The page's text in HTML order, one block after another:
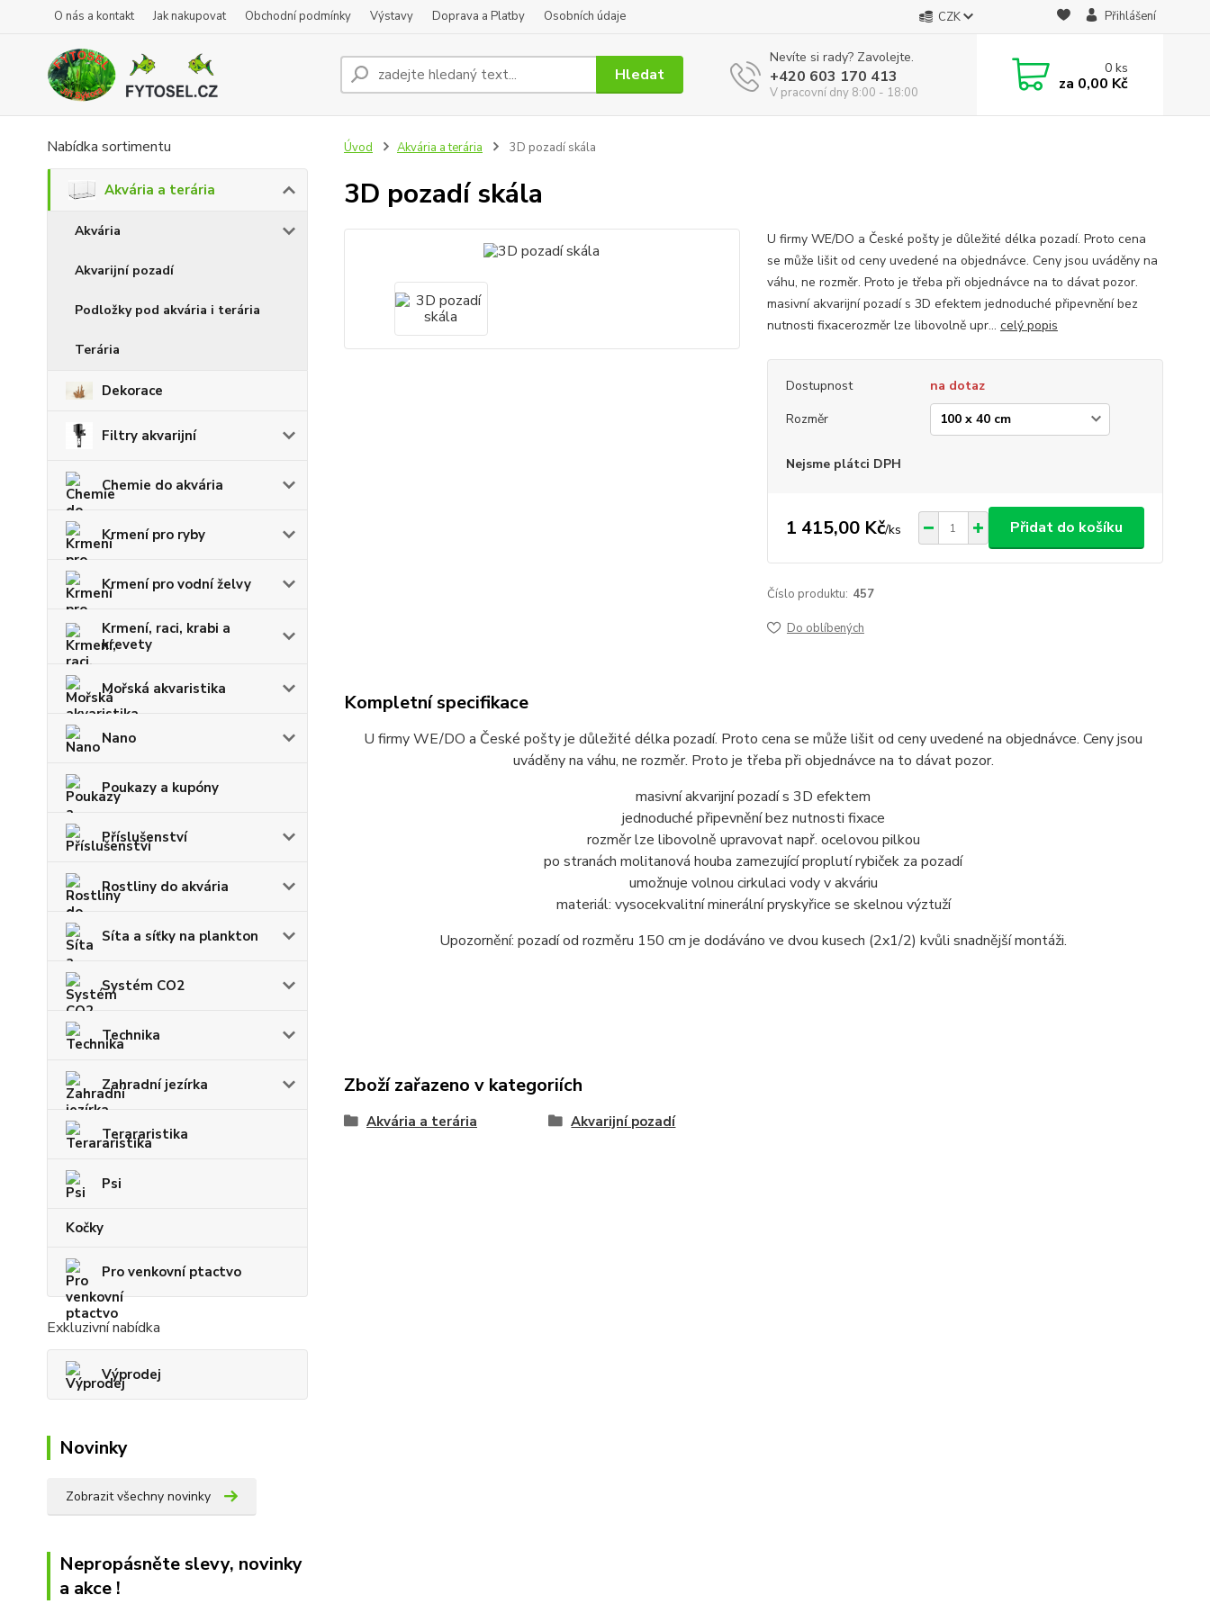
O nás a kontakt Jak nakupovat Obchodní podmínky Výstavy Doprava a Platby Osobních údaje CZK Přihlášení
Hledat
Nevíte si rady? Zavolejte.
+420 603 170 413
V pracovní dny 8:00 - 18:00
0ks
za 0,00 Kč
Nabídka sortimentu
Akvária a terária
Akvária
Akvarijní pozadí
Podložky pod akvária i terária
Terária
Dekorace
Filtry akvarijní
Chemie do akvária
Krmení pro ryby
Krmení pro vodní želvy
Krmení, raci, krabi a
krevety
Mořská akvaristika
Nano
Poukazy a kupóny
Příslušenství
Rostliny do akvária
Síta a síťky na plankton
Systém CO2
Technika
Zahradní jezírka
Terararistika
Psi
Kočky
Pro venkovní ptactvo
Exkluzivní nabídka
Výprodej
Novinky
Zobrazit všechny novinky
Nepropásněte slevy, novinky
a akce !
Úvod Akvária a terária 3D pozadí skála
3D pozadí skála
U firmy WE/DO a České pošty je důležité délka pozadí. Proto cena
se může lišit od ceny uvedené na objednávce. Ceny jsou uváděny na
váhu, ne rozměr. Proto je třeba při objednávce na to dávat pozor.
masivní akvarijní pozadí s 3D efektem jednoduché připevnění bez
nutnosti fixacerozměr lze libovolně upr... celý popis
Dostupnost
na dotaz
Rozměr
Nejsme plátci DPH
1 415,00 Kč/ks Přidat do košíku
Číslo produktu: 457
Do oblíbených
Kompletní specifikace
U firmy WE/DO a České pošty je důležité délka pozadí. Proto cena se může lišit od ceny uvedené na objednávce. Ceny jsou
uváděny na váhu, ne rozměr. Proto je třeba při objednávce na to dávat pozor.
masivní akvarijní pozadí s 3D efektem
jednoduché připevnění bez nutnosti fixace
rozměr lze libovolně upravovat např. ocelovou pilkou
po stranách molitanová houba zamezující proplutí rybiček za pozadí
umožnuje volnou cirkulaci vody v akváriu
materiál: vysocekvalitní minerální pryskyřice se skelnou výztuží
Upozornění: pozadí od rozměru 150 cm je dodáváno ve dvou kusech (2x1/2) kvůli snadnější montáži.
Zboží zařazeno v kategoriích
Akvária a terária Akvarijní pozadí